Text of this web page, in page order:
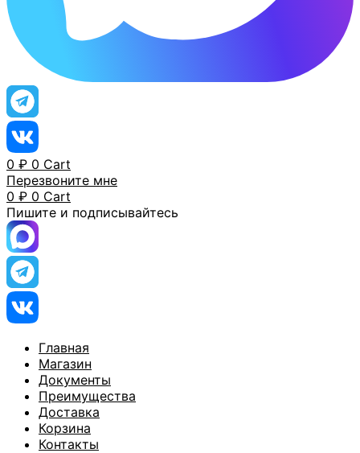
0 ₽ 0 Cart
Перезвоните мне
0 ₽ 0 Cart
Пишите и подписывайтесь
Главная
Магазин
Документы
Преимущества
Доставка
Корзина
Контакты